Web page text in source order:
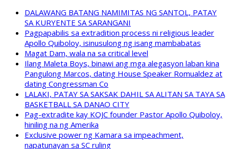
DALAWANG BATANG NAMIMITAS NG SANTOL, PATAY
SA KURYENTE SA SARANGANI
Pagpapabilis sa extradition process ni religious leader
Apollo Quiboloy, isinusulong ng isang mambabatas
Magat Dam, wala na sa critical level
Ilang Maleta Boys, binawi ang mga alegasyon laban kina
Pangulong Marcos, dating House Speaker Romualdez at
dating Congressman Co
LALAKI, PATAY SA SAKSAK DAHIL SA ALITAN SA TAYA SA
BASKETBALL SA DANAO CITY
Pag-extradite kay KOJC founder Pastor Apollo Quiboloy,
hiniling na ng Amerika
Exclusive power ng Kamara sa impeachment,
napatunayan sa SC ruling